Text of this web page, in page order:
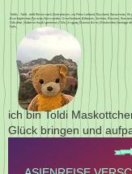
ich bin Toldi
Glück bringen und
Toldis - Toldi - toldi Reisen nach Zentralasien, via Polen Lettland, Russland, Kasachstan,
Aserbajdschan,Pyrenän,Normandie, Griechenland, Albanien, Serbien, Bosnien,
Gibraltar,Südamerika,Argentinien,Chile,Uruguay,Buenos Aires,Montevideo,Santiago
Falls,